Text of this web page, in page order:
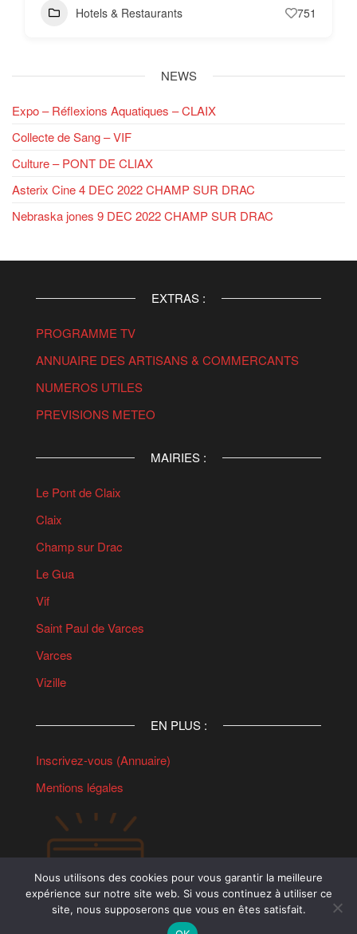
Hotels & Restaurants 751
NEWS
Expo – Réflexions Aquatiques – CLAIX
Collecte de Sang – VIF
Culture – PONT DE CLIAX
Asterix Cine 4 DEC 2022 CHAMP SUR DRAC
Nebraska jones 9 DEC 2022 CHAMP SUR DRAC
EXTRAS :
PROGRAMME TV
ANNUAIRE DES ARTISANS & COMMERCANTS
NUMEROS UTILES
PREVISIONS METEO
MAIRIES :
Le Pont de Claix
Claix
Champ sur Drac
Le Gua
Vif
Saint Paul de Varces
Varces
Vizille
EN PLUS :
Inscrivez-vous (Annuaire)
Mentions légales
Nous utilisons des cookies pour vous garantir la meilleure
expérience sur notre site web. Si vous continuez à utiliser ce
site, nous supposerons que vous en êtes satisfait.